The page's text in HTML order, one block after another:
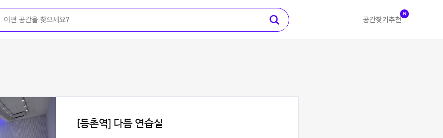
공간찾기 추천
N
[등촌역] 다듬 연습실